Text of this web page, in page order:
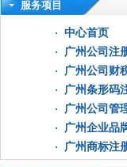
服务项目
中心首页
广州公司注
广州公司财
广州条形码
广州公司管
广州企业品
广州商标注